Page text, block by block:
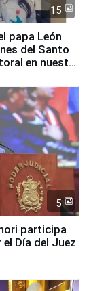
15
papa León
del Santo
en nuestro
5
participa
Día del Juez